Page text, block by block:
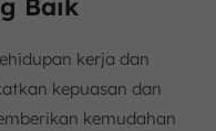
Baik
kerja dan
kepuasan dan
kemudahan